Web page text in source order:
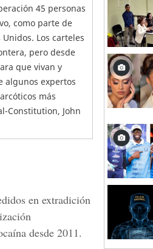
45 personas
como parte de
Los carteles
pero desde
que vivan y
algunos expertos
más
Constitution, John
en extradición
desde 2011.